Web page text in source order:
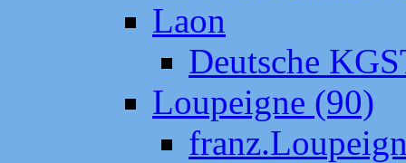
Laon
Deutsche
Loupeigne (90)